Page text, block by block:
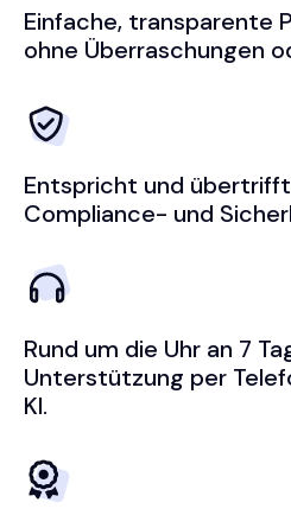
Einfache, transparente
ohne Überraschungen
Entspricht und
Compliance- und
Rund um die Uhr an 7
Unterstützung per
KI.